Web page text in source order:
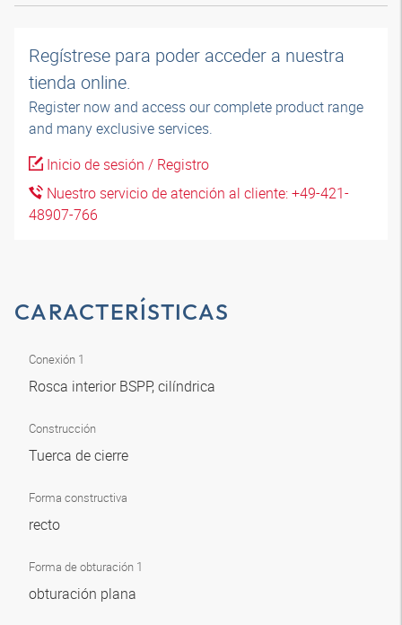
Regístrese para poder acceder a nuestra
tienda online.
Register now and access our complete product range
and many exclusive services.
Inicio de sesión / Registro
Nuestro servicio de atención al cliente: +49-421-
48907-766
CARACTERÍSTICAS
Conexión 1
Rosca interior BSPP, cilíndrica
Construcción
Tuerca de cierre
Forma constructiva
recto
Forma de obturación 1
obturación plana